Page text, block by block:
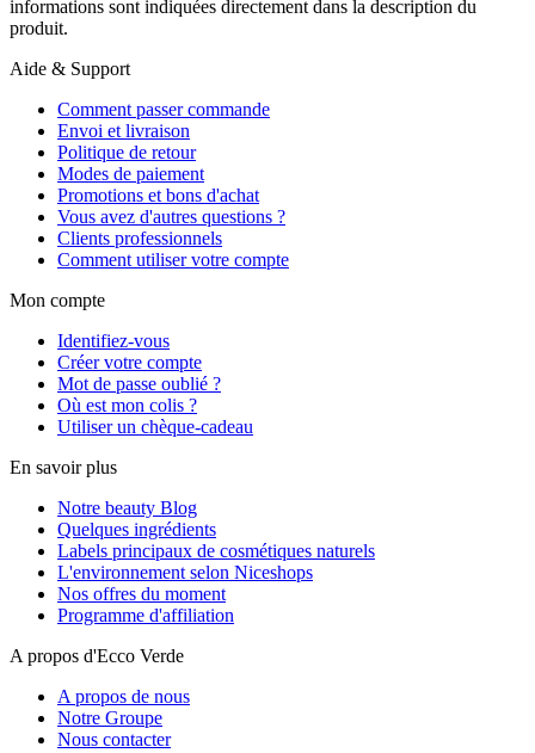
informations sont indiquées directement dans la description du
produit.
Aide & Support
Comment passer commande
Envoi et livraison
Politique de retour
Modes de paiement
Promotions et bons d'achat
Vous avez d'autres questions ?
Clients professionnels
Comment utiliser votre compte
Mon compte
Identifiez-vous
Créer votre compte
Mot de passe oublié ?
Où est mon colis ?
Utiliser un chèque-cadeau
En savoir plus
Notre beauty Blog
Quelques ingrédients
Labels principaux de cosmétiques naturels
L'environnement selon Niceshops
Nos offres du moment
Programme d'affiliation
A propos d'Ecco Verde
A propos de nous
Notre Groupe
Nous contacter